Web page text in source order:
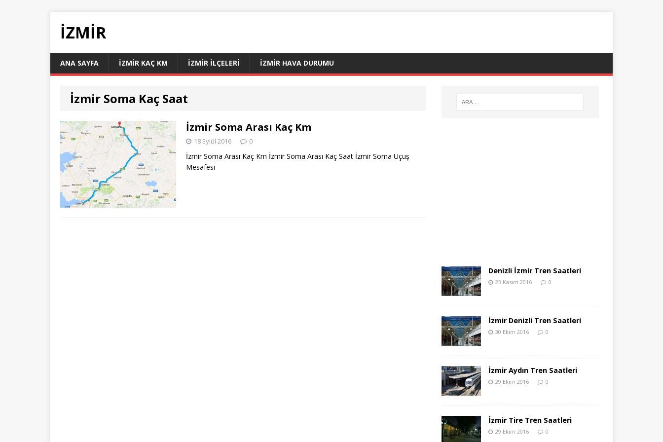
İZMIR
ANA SAYFA İZMIR KAÇ KM İZMIR İLÇELERI İZMIR HAVA DURUMU
İzmir Soma Kaç Saat
İzmir Soma Arası Kaç Km
18 Eylül 2016 0
İzmir Soma Arası Kaç Km İzmir Soma Arası Kaç Saat İzmir Soma Uçuş
Mesafesi
Denizli İzmir Tren Saatleri
23 Kasım 2016 0
İzmir Denizli Tren Saatleri
30 Ekim 2016 0
İzmir Aydın Tren Saatleri
29 Ekim 2016 0
İzmir Tire Tren Saatleri
29 Ekim 2016 0